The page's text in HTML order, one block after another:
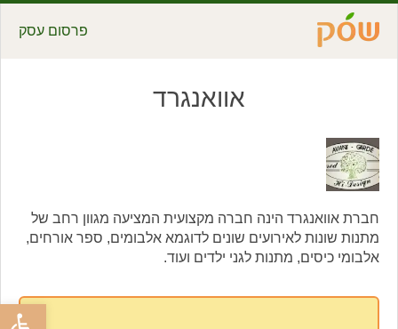
פתח
פרסום עסק
אוואנגרד
חברת אוואנגרד הינה חברה מקצועית המציעה מגוון רחב של
מתנות שונות לאירועים שונים לדוגמא אלבומים, ספר אורחים,
אלבומי כיסים, מתנות לגני ילדים ועוד.